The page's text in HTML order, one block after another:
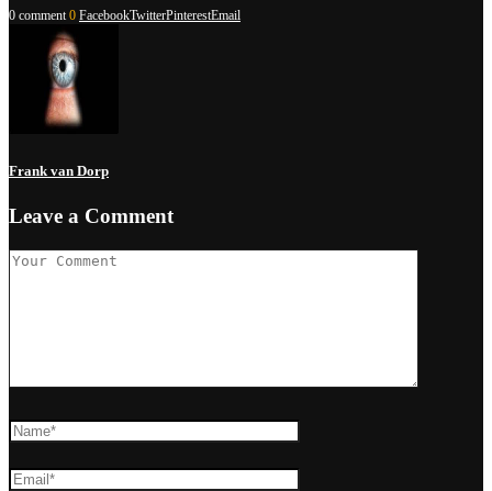
0 comment 0 FacebookTwitterPinterestEmail
Frank van Dorp
Leave a Comment